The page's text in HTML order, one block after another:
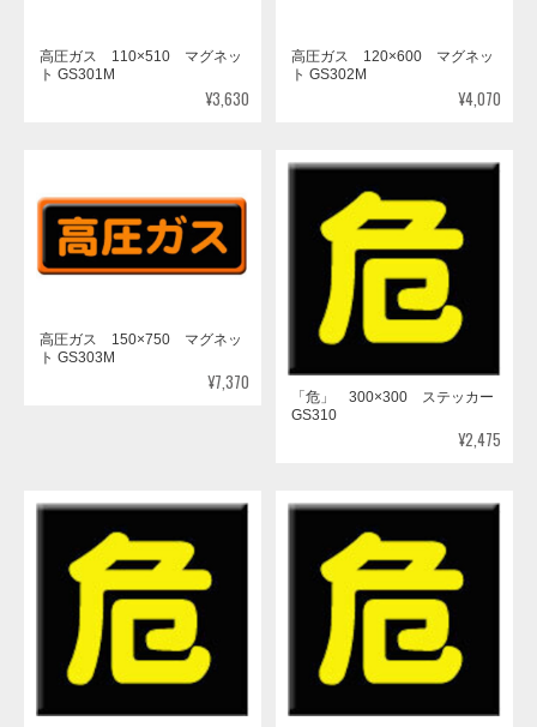
高圧ガス 110×510 マグネッ
ト GS301M
¥3,630
高圧ガス 120×600 マグネッ
ト GS302M
¥4,070
高圧ガス 150×750 マグネッ
ト GS303M
¥7,370
「危」 300×300 ステッカー
GS310
¥2,475